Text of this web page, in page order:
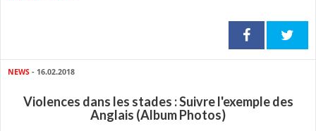
NEWS - 16.02.2018
Violences dans les stades : Suivre l'exemple des
Anglais (Album Photos)